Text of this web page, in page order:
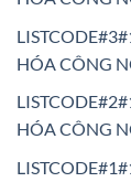
HÓA CÔNG
HÓA CÔNG